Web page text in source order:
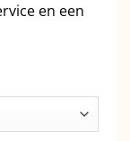
en een